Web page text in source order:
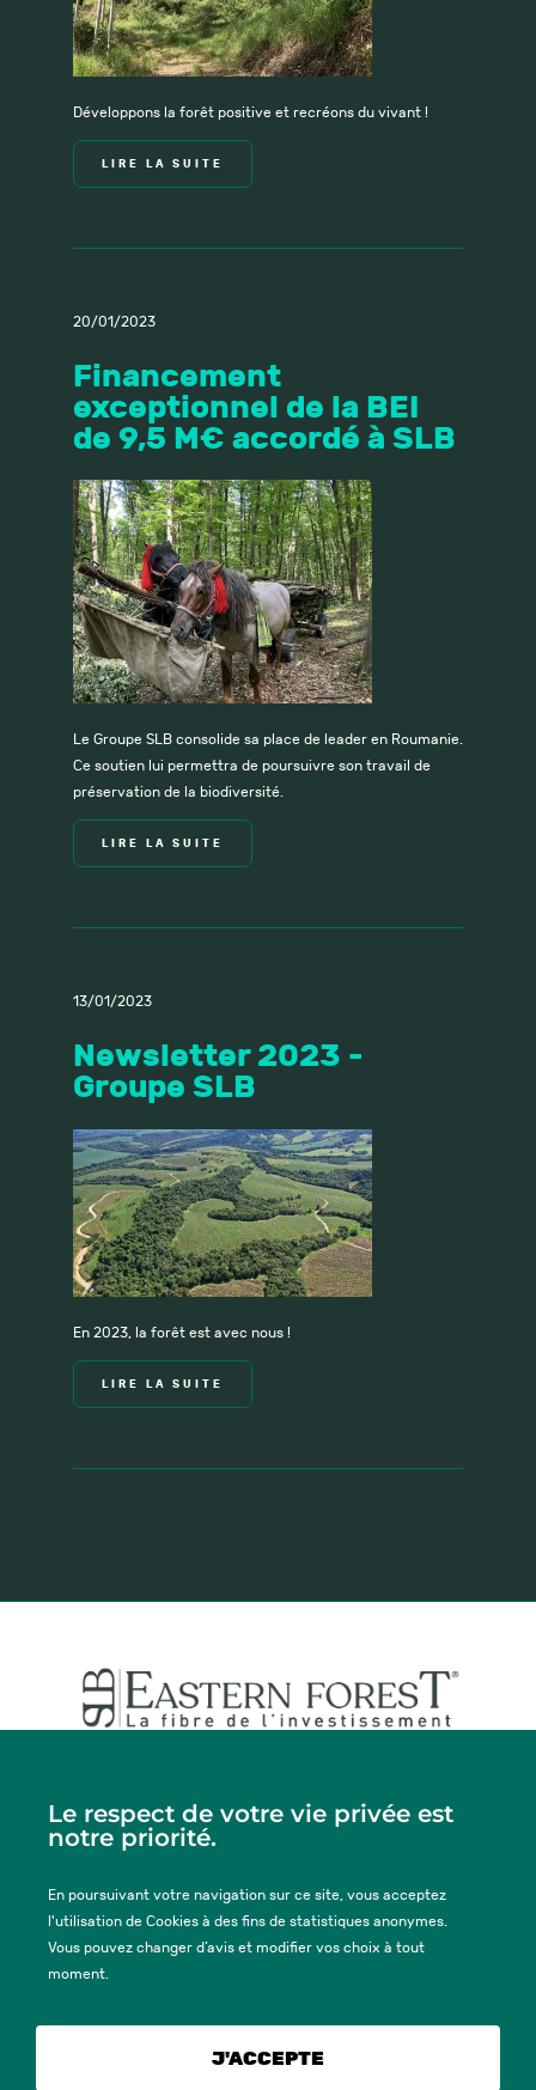
Développons la forêt positive et recréons du vivant !
LIRE LA SUITE
20/01/2023
Financement
exceptionnel de la BEI
de 9,5 M€ accordé à SLB
Le Groupe SLB consolide sa place de leader en Roumanie.
Ce soutien lui permettra de poursuivre son travail de
préservation de la biodiversité.
LIRE LA SUITE
13/01/2023
Newsletter 2023 -
Groupe SLB
En 2023, la forêt est avec nous !
LIRE LA SUITE
29-31 rue de Courcelles, 75008 PARIS
Tel. :
+33 (0)2 33 77 47 37
ACTUALITÉS
Le respect de votre vie privée est
notre priorité.
En poursuivant votre navigation sur ce site, vous acceptez
l'utilisation de Cookies à des fins de statistiques anonymes.
Vous pouvez changer d’avis et modifier vos choix à tout
moment.
J'ACCEPTE